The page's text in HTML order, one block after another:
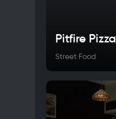
Pitfire Pizza
Street Food